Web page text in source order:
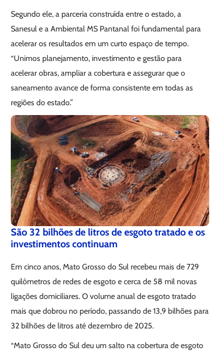
Segundo ele, a parceria construída entre o estado, a
Sanesul e a Ambiental MS Pantanal foi fundamental para
acelerar os resultados em um curto espaço de tempo.
“Unimos planejamento, investimento e gestão para
acelerar obras, ampliar a cobertura e assegurar que o
saneamento avance de forma consistente em todas as
regiões do estado.”
São 32 bilhões de litros de esgoto tratado e os
investimentos continuam
Em cinco anos, Mato Grosso do Sul recebeu mais de 729
quilômetros de redes de esgoto e cerca de 58 mil novas
ligações domiciliares. O volume anual de esgoto tratado
mais que dobrou no período, passando de 13,9 bilhões para
32 bilhões de litros até dezembro de 2025.
“Mato Grosso do Sul deu um salto na cobertura de esgoto